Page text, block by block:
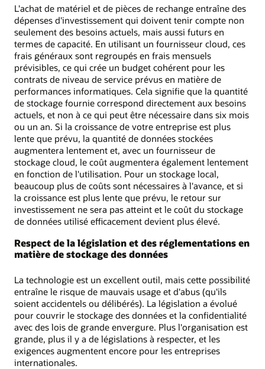
L'achat de matériel et de pièces de rechange entraîne des
dépenses d'investissement qui doivent tenir compte non
seulement des besoins actuels, mais aussi futurs en
termes de capacité. En utilisant un fournisseur cloud, ces
frais généraux sont regroupés en frais mensuels
prévisibles, ce qui crée un budget cohérent pour les
contrats de niveau de service prévus en matière de
performances informatiques. Cela signifie que la quantité
de stockage fournie correspond directement aux besoins
actuels, et non à ce qui peut être nécessaire dans six mois
ou un an. Si la croissance de votre entreprise est plus
lente que prévu, la quantité de données stockées
augmentera lentement et, avec un fournisseur de
stockage cloud, le coût augmentera également lentement
en fonction de l'utilisation. Pour un stockage local,
beaucoup plus de coûts sont nécessaires à l'avance, et si
la croissance est plus lente que prévu, le retour sur
investissement ne sera pas atteint et le coût du stockage
de données utilisé efficacement devient plus élevé.
Respect de la législation et des réglementations en
matière de stockage des données
La technologie est un excellent outil, mais cette possibilité
entraîne le risque de mauvais usage et d'abus (qu'ils
soient accidentels ou délibérés). La législation a évolué
pour couvrir le stockage des données et la confidentialité
avec des lois de grande envergure. Plus l'organisation est
grande, plus il y a de législations à respecter, et les
exigences augmentent encore pour les entreprises
internationales.